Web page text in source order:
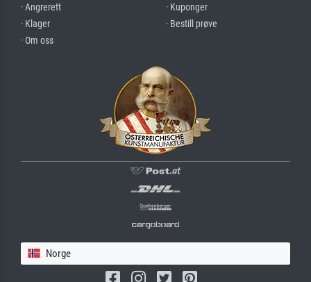
· Angrerett
· Klager
· Om oss
· Kuponger
· Bestill prøve
Norge